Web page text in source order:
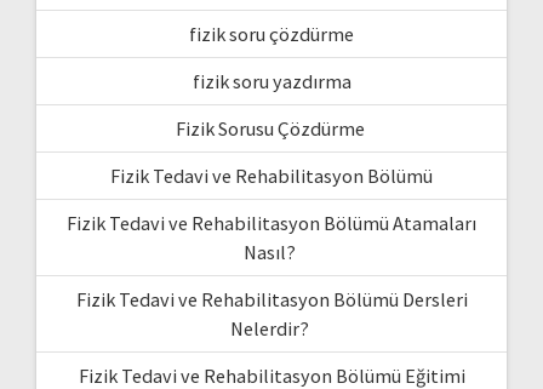
fizik soru çözdürme
fizik soru yazdırma
Fizik Sorusu Çözdürme
Fizik Tedavi ve Rehabilitasyon Bölümü
Fizik Tedavi ve Rehabilitasyon Bölümü Atamaları
Nasıl?
Fizik Tedavi ve Rehabilitasyon Bölümü Dersleri
Nelerdir?
Fizik Tedavi ve Rehabilitasyon Bölümü Eğitimi